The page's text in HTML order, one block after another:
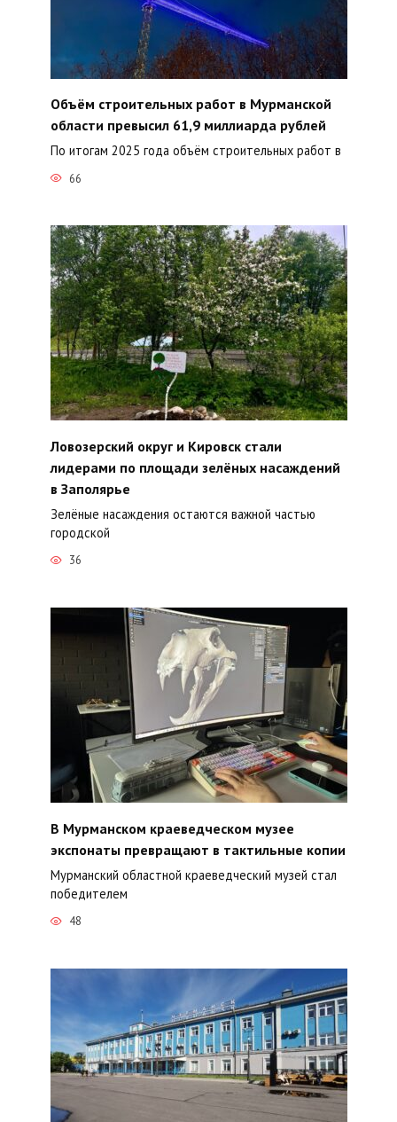
Объём строительных работ в Мурманской
области превысил 61,9 миллиарда рублей
По итогам 2025 года объём строительных работ в
66
Ловозерский округ и Кировск стали
лидерами по площади зелёных насаждений
в Заполярье
Зелёные насаждения остаются важной частью
городской
36
В Мурманском краеведческом музее
экспонаты превращают в тактильные копии
Мурманский областной краеведческий музей стал
победителем
48